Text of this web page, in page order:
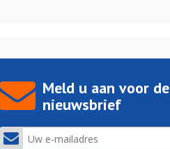
Meld u aan voor de
nieuwsbrief